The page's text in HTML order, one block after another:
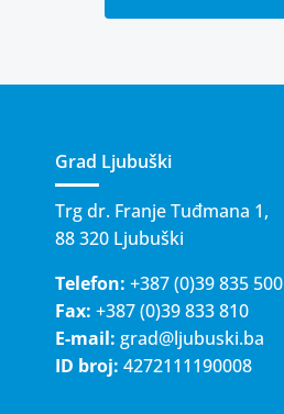
Grad Ljubuški
Trg dr. Franje Tuđmana 1,
88 320 Ljubuški
Telefon: +387 (0)39 835 500
Fax: +387 (0)39 833 810
E-mail: grad@ljubuski.ba
ID broj: 4272111190008